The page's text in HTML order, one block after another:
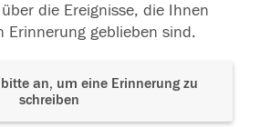
die Ereignisse, die Ihnen
Erinnerung geblieben sind.
an, um eine Erinnerung zu
schreiben